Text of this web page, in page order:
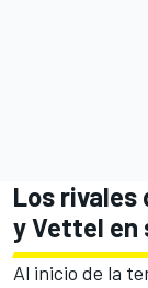
Los rivales
y Vettel en
Al inicio de la